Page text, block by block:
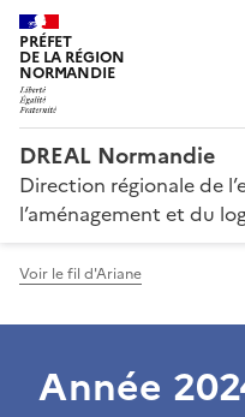
PRÉFET
DE LA RÉGION
NORMANDIE
DREAL Normandie
Direction régionale de
l’aménagement et du
Voir le fil d'Ariane
Année